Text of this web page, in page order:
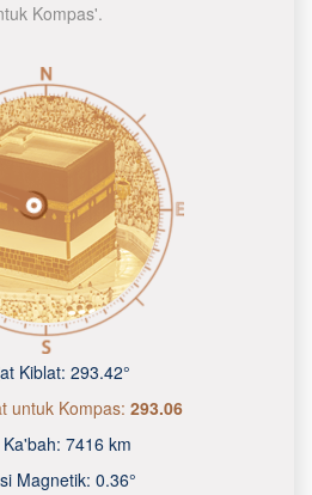
Kompas'.
Kiblat: 293.42°
untuk Kompas: 293.06
7416 km
Magnetik: 0.36°